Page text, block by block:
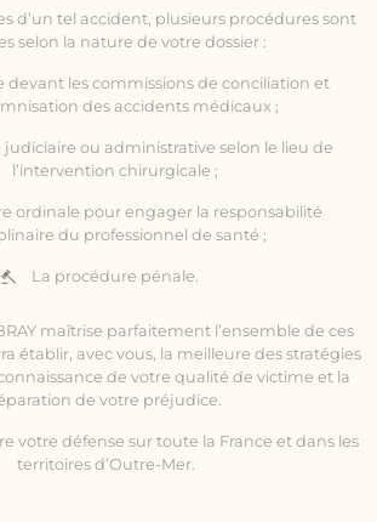
d’un tel accident, plusieurs procédures sont
selon la nature de votre dossier :
devant les commissions de conciliation et
des accidents médicaux ;
ou administrative selon le lieu de
l’intervention chirurgicale ;
ordinale pour engager la responsabilité
du professionnel de santé ;
La procédure pénale.
maîtrise parfaitement l’ensemble de ces
établir, avec vous, la meilleure des stratégies
de votre qualité de victime et la
de votre préjudice.
votre défense sur toute la France et dans les
territoires d’Outre-Mer.